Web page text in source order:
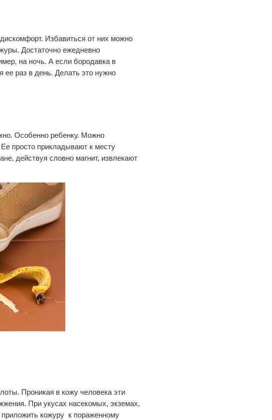
Избавиться от них можно
Достаточно ежедневно
на ночь. А если бородавка в
ее раз в день. Делать это нужно
Особенно ребенку. Можно
просто прикладывают к месту
действуя словно магнит, извлекают
Проникая в кожу человека эти
При укусах насекомых, экземах,
кожуру к пораженному